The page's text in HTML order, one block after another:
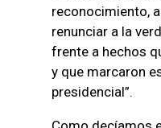
reconocimiento,
renunciar a la
frente a hechos
y que marcaron
presidencial”.